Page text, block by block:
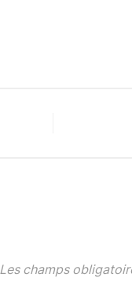
Les champs